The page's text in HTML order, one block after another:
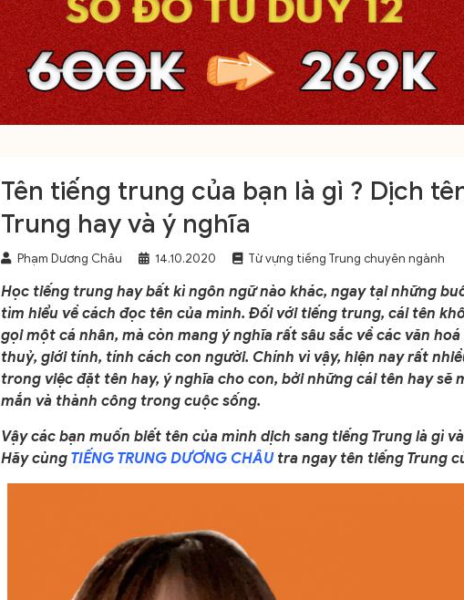
Tên tiếng trung của bạn là gì ? Dịch
Trung hay và ý nghĩa
Phạm Dương Châu 14.10.2020 Từ vựng tiếng Trung chuyên ngành
Học tiếng trung hay bất kì ngôn ngữ nào khác, ngay tại những
tìm hiểu về cách đọc tên của mình. Đối với tiếng trung, cái tên
gọi một cá nhân, mà còn mang ý nghĩa rất sâu sắc về các văn
thuỷ, giới tính, tính cách con người. Chính vì vậy, hiện nay rất
trong việc đặt tên hay, ý nghĩa cho con, bởi những cái tên hay sẽ
mắn và thành công trong cuộc sống.
Vậy các bạn muốn biết tên của mình dịch sang tiếng Trung là gì
Hãy cùng TIẾNG TRUNG DƯƠNG CHÂUtra ngay tên tiếng Trung